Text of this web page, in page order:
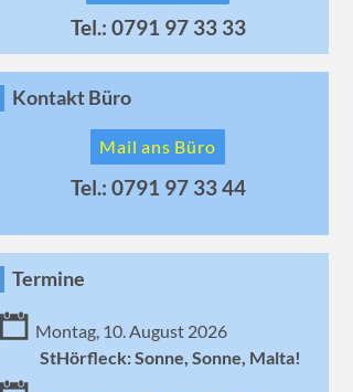
Tel.: 0791 97 33 33
Kontakt Büro
Mail ans Büro
Tel.: 0791 97 33 44
Termine
Montag, 10. August 2026
StHörfleck: Sonne, Sonne, Malta!